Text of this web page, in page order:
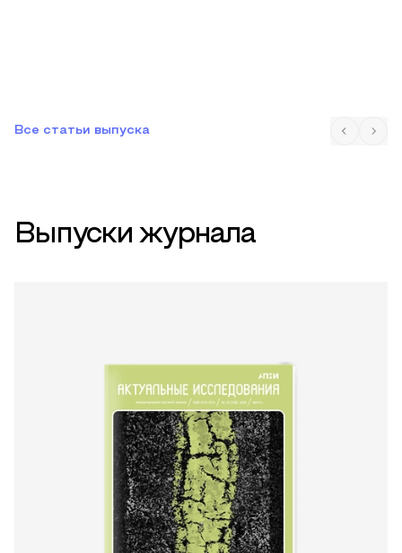
Все статьи выпуска
Выпуски журнала